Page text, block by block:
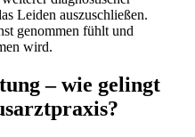
Leiden auszuschließen.
genommen fühlt und
wird.
– wie gelingt